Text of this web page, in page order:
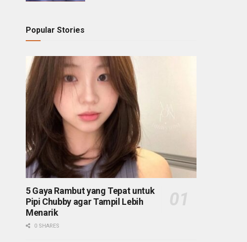
Popular Stories
5 Gaya Rambut yang Tepat untuk
Pipi Chubby agar Tampil Lebih
Menarik
0 SHARES